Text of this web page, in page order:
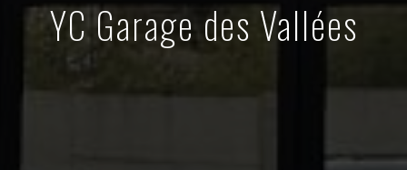
YC Garage des Vallées